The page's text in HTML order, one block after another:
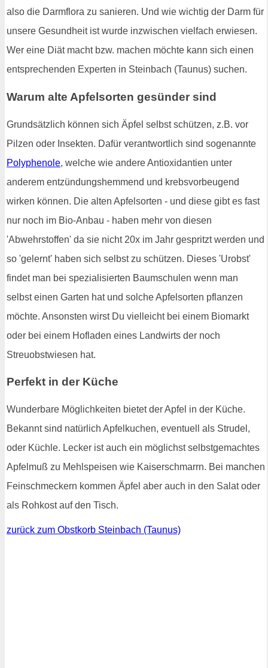
also die Darmflora zu sanieren. Und wie wichtig der Darm für
unsere Gesundheit ist wurde inzwischen vielfach erwiesen.
Wer eine Diät macht bzw. machen möchte kann sich einen
entsprechenden Experten in Steinbach (Taunus) suchen.
Warum alte Apfelsorten gesünder sind
Grundsätzlich können sich Äpfel selbst schützen, z.B. vor
Pilzen oder Insekten. Dafür verantwortlich sind sogenannte
Polyphenole, welche wie andere Antioxidantien unter
anderem entzündungshemmend und krebsvorbeugend
wirken können. Die alten Apfelsorten - und diese gibt es fast
nur noch im Bio-Anbau - haben mehr von diesen
'Abwehrstoffen' da sie nicht 20x im Jahr gespritzt werden und
so 'gelernt' haben sich selbst zu schützen. Dieses 'Urobst'
findet man bei spezialisierten Baumschulen wenn man
selbst einen Garten hat und solche Apfelsorten pflanzen
möchte. Ansonsten wirst Du vielleicht bei einem Biomarkt
oder bei einem Hofladen eines Landwirts der noch
Streuobstwiesen hat.
Perfekt in der Küche
Wunderbare Möglichkeiten bietet der Apfel in der Küche.
Bekannt sind natürlich Apfelkuchen, eventuell als Strudel,
oder Küchle. Lecker ist auch ein möglichst selbstgemachtes
Apfelmuß zu Mehlspeisen wie Kaiserschmarrn. Bei manchen
Feinschmeckern kommen Äpfel aber auch in den Salat oder
als Rohkost auf den Tisch.
zurück zum Obstkorb Steinbach (Taunus)